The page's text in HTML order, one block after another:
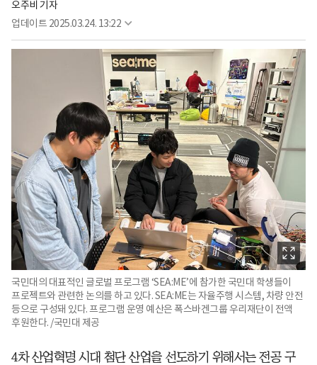
오주비 기자
업데이트 2025.03.24. 13:22
국민대의 대표적인 글로벌 프로그램 ‘SEA:ME’에 참가한 국민대 학생들이
프로젝트와 관련한 논의를 하고 있다. SEA:ME는 자율주행 시스템, 차량 안전
등으로 구성돼 있다. 프로그램 운영 예산은 폭스바겐그룹 우리재단이 전액
후원한다. /국민대 제공
4차 산업혁명 시대 첨단 산업을 선도하기 위해서는 전공 구